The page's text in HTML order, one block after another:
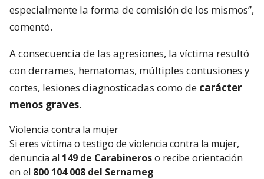
especialmente la forma de comisión de los mismos”,
comentó.
A consecuencia de las agresiones, la víctima resultó
con derrames, hematomas, múltiples contusiones y
cortes, lesiones diagnosticadas como de carácter
menos graves.
Violencia contra la mujer
Si eres víctima o testigo de violencia contra la mujer,
denuncia al 149 de Carabineroso recibe orientación
en el 800 104 008 del Sernameg